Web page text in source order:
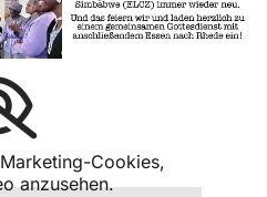
Cookies,
anzusehen.